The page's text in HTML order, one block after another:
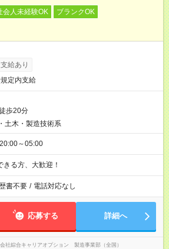
会人未経験OK
ブランクOK
給あり
定内支給
歩20分
土木・製造技術系
～05:00
る方、大歓迎！
書不要 / 電話対応なし
応募する 詳細へ
社綜合キャリアオプション 製造事業部（全国）